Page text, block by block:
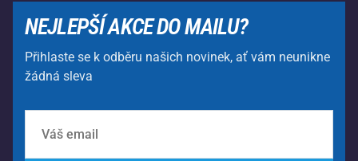
NEJLEPŠÍ AKCE DO MAILU?
Přihlaste se k odběru našich novinek, ať vám neunikne
žádná sleva